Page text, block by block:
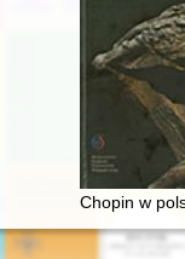
więziurzeczenie
Chopin w